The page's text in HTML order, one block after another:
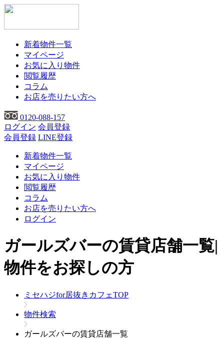
新着物件一覧
マイページ
お気に入り物件
閲覧履歴
コラム
お店を売りたい方へ
0120-088-157
ログイン 会員登録
会員登録 LINE登録
新着物件一覧
マイページ
お気に入り物件
閲覧履歴
コラム
お店を売りたい方へ
ログイン
ガールズバーの賃貸店舗一覧|
物件をお探しの方
ミセハジfor居抜きカフェTOP
物件検索
ガールズバーの賃貸店舗一覧